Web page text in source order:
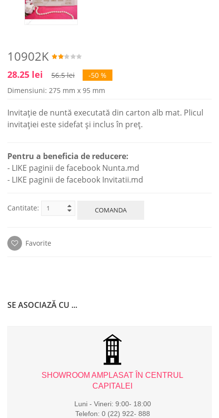
10902K
28.25 lei 56.5 lei
-50 %
Dimensiuni: 275 mm x 95 mm
Invitație de nuntă executată din carton alb mat. Plicul
invitației este sidefat și inclus în preț.
Pentru a beneficia de reducere:
- LIKE paginii de facebook Nunta.md
- LIKE paginii de facebook Invitatii.md
Cantitate: COMANDA
Favorite
SE ASOCIAZĂ CU ...
SHOWROOM AMPLASAT ÎN CENTRUL
CAPITALEI
Luni - Vineri: 9:00- 18:00
Telefon: 0 (22) 922- 888